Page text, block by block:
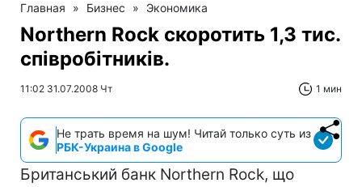
Главная » Бизнес » Экономика
Northern Rock скоротить 1,3 тис.
співробітників.
11:02 31.07.2008 Чт 1 мин
Не трать время на шум! Читай только суть из
РБК-Украина в Google
Британський банк Northern Rock, що